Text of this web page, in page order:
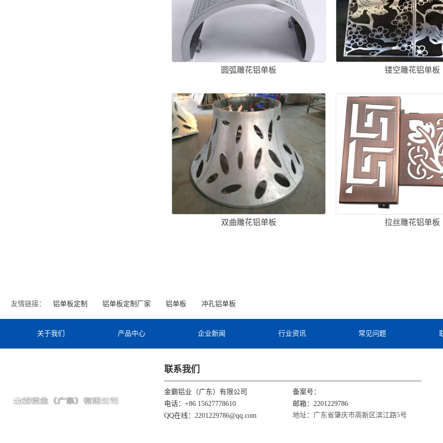
圆弧雕花铝单板 镂空雕花铝单板
双曲雕花铝单板 拉丝雕花铝单板
友情链接： 铝单板定制 铝单板定制厂家 铝单板 冲孔铝单板
关于我们 产品中心 企业新闻 行业资讯 常见问题
联系我们
金霸铝业（广东）有限公司
备案号：
电话：+86 15627778610
邮箱：2201229786
QQ在线：2201229786@qq.com
地址：广东省肇庆市高新区滨江路5号